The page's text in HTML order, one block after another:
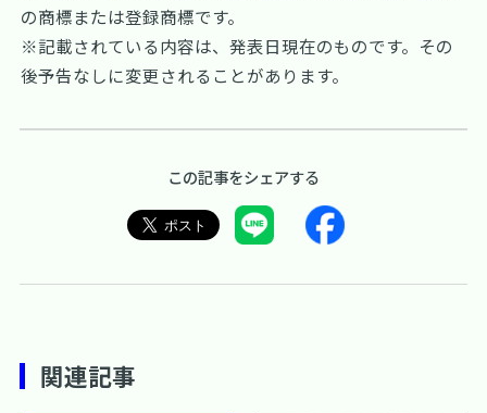
の商標または登録商標です。
※記載されている内容は、発表日現在のものです。その
後予告なしに変更されることがあります。
この記事をシェアする
関連記事